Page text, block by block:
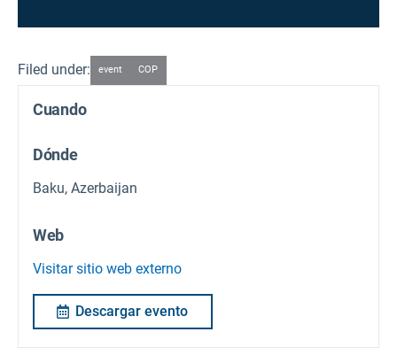
Filed under: event COP
Cuando
Dónde
Baku, Azerbaijan
Web
Visitar sitio web externo
Descargar evento